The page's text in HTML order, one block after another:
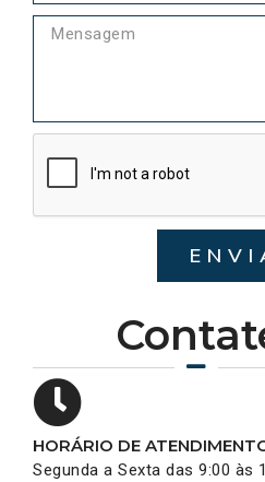
HORÁRIO DE
Segunda a Sexta das 9:00 às